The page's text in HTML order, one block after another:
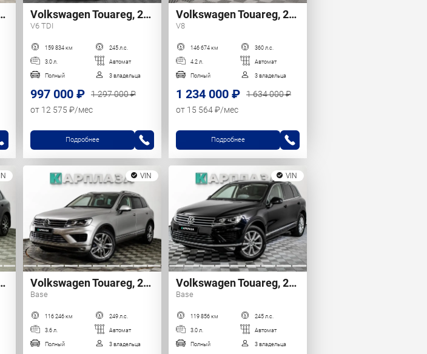
2010 г. Volkswagen Touareg, 2011 г.
V6 TDI
159 834 км 245 л.с.
3.0 л. Автомат
Полный 3 владельца
997 000 ₽
1 297 000 ₽
от 12 575 ₽/мес
Подробнее
Volkswagen Touareg, 2012 г.
V8
146 674 км 360 л.с.
4.2 л. Автомат
Полный 3 владельца
1 234 000 ₽
1 634 000 ₽
от 15 564 ₽/мес
Подробнее
2015 г.
VIN
Volkswagen Touareg, 2015 г.
Base
116 246 км 249 л.с.
3.6 л. Автомат
Полный 3 владельца
VIN
Volkswagen Touareg, 2015 г.
Base
119 856 км 245 л.с.
3.0 л. Автомат
Полный 3 владельца